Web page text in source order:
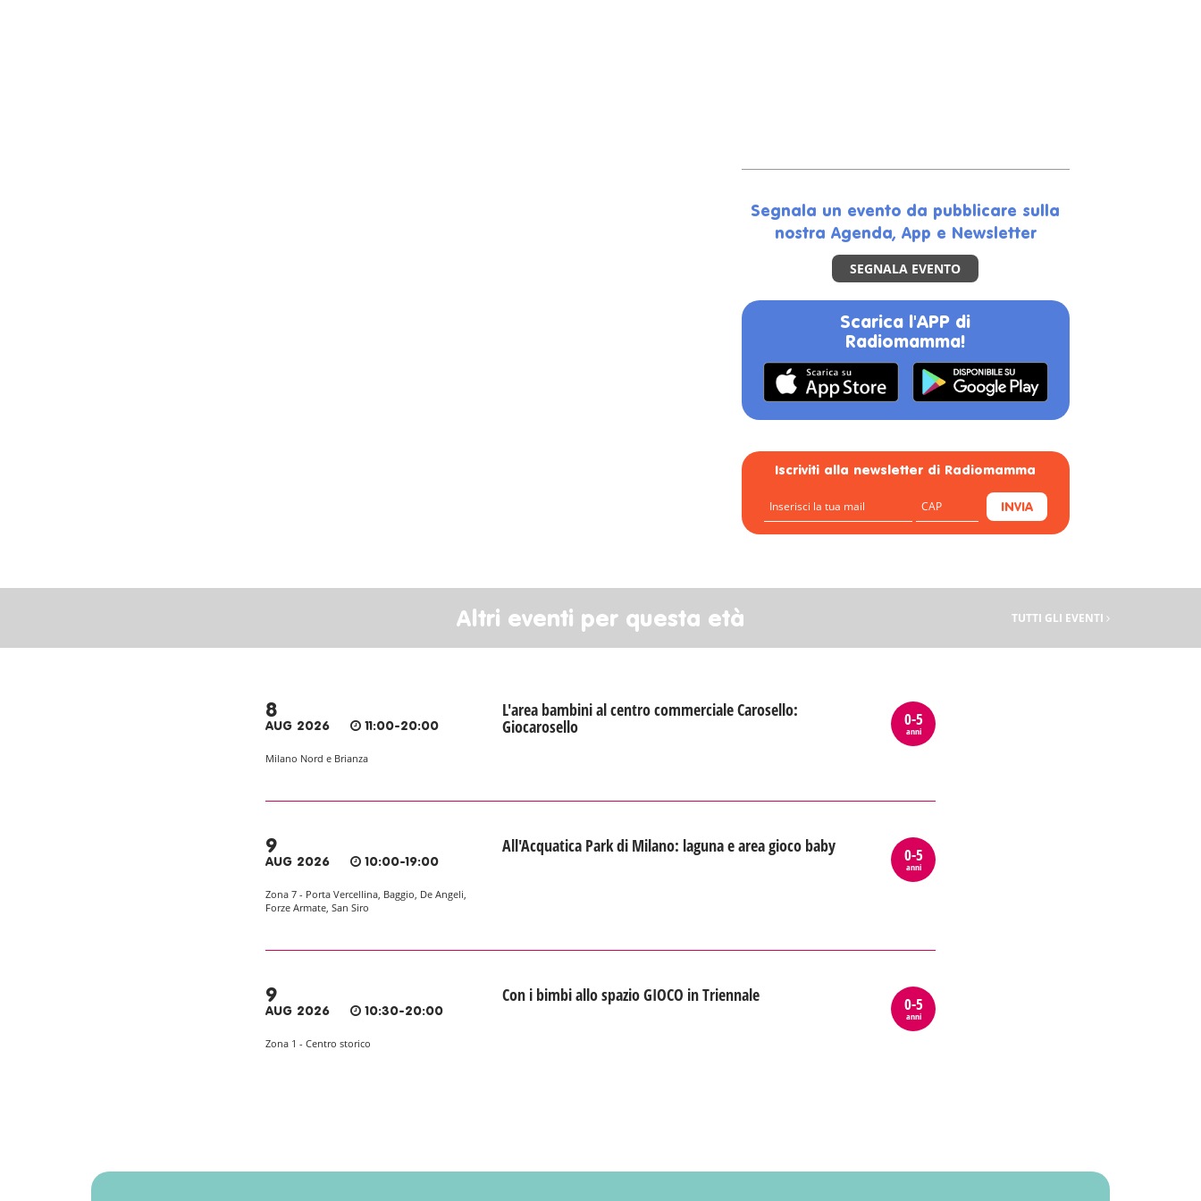
Segnala un evento da pubblicare sulla
nostra Agenda, App e Newsletter
SEGNALA EVENTO
Scarica l'APP di
Radiomamma!
Iscriviti alla newsletter di Radiomamma
INVIA
Altri eventi per questa età TUTTI GLI EVENTI
8
AUG 2026 11:00-20:00
Milano Nord e Brianza
L'area bambini al centro commerciale Carosello:
Giocarosello 0-5
anni
9
AUG 2026 10:00-19:00
Zona 7 - Porta Vercellina, Baggio, De Angeli,
Forze Armate, San Siro
All'Acquatica Park di Milano: laguna e area gioco baby 0-5
anni
9
AUG 2026 10:30-20:00
Zona 1 - Centro storico
Con i bimbi allo spazio GIOCO in Triennale 0-5
anni